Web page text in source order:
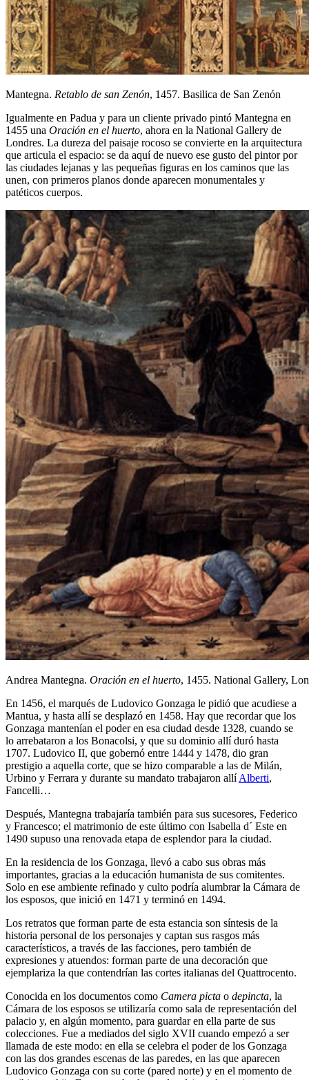
Mantegna. Retablo de san Zenón, 1457. Basilica de San Zenón
Igualmente en Padua y para un cliente privado pintó Mantegna en
1455 una Oración en el huerto, ahora en la National Gallery de
Londres. La dureza del paisaje rocoso se convierte en la arquitectura
que articula el espacio: se da aquí de nuevo ese gusto del pintor por
las ciudades lejanas y las pequeñas figuras en los caminos que las
unen, con primeros planos donde aparecen monumentales y
patéticos cuerpos.
Andrea Mantegna. Oración en el huerto, 1455. National Gallery,
En 1456, el marqués de Ludovico Gonzaga le pidió que acudiese a
Mantua, y hasta allí se desplazó en 1458. Hay que recordar que los
Gonzaga mantenían el poder en esa ciudad desde 1328, cuando se
lo arrebataron a los Bonacolsi, y que su dominio allí duró hasta
1707. Ludovico II, que gobernó entre 1444 y 1478, dio gran
prestigio a aquella corte, que se hizo comparable a las de Milán,
Urbino y Ferrara y durante su mandato trabajaron allíAlberti,
Fancelli…
Después, Mantegna trabajaría también para sus sucesores, Federico
y Francesco; el matrimonio de este último con Isabella d´ Este en
1490 supuso una renovada etapa de esplendor para la ciudad.
En la residencia de los Gonzaga, llevó a cabo sus obras más
importantes, gracias a la educación humanista de sus comitentes.
Solo en ese ambiente refinado y culto podría alumbrar la Cámara de
los esposos, que inició en 1471 y terminó en 1494.
Los retratos que forman parte de esta estancia son síntesis de la
historia personal de los personajes y captan sus rasgos más
característicos, a través de las facciones, pero también de
expresiones y atuendos: forman parte de una decoración que
ejemplariza la que contendrían las cortes italianas del Quattrocento.
Conocida en los documentos como Camera picta o depincta, la
Cámara de los esposos se utilizaría como sala de representación del
palacio y, en algún momento, para guardar en ella parte de sus
colecciones. Fue a mediados del siglo XVII cuando empezó a ser
llamada de este modo: en ella se celebra el poder de los Gonzaga
con las dos grandes escenas de las paredes, en las que aparecen
Ludovico Gonzaga con su corte (pared norte) y en el momento de